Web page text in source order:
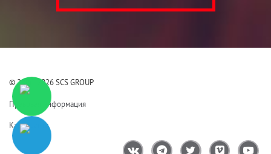
© 2006-2026 SCS GROUP
Правовая информация
Карта сайта